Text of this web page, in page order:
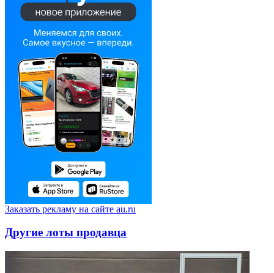
Заказать рекламу на сайте au.ru
Другие лоты продавца